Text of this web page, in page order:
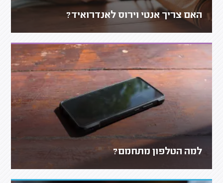
האם צריך אנטי וירוס לאנדרואיד?
למה הטלפון מתחמם?